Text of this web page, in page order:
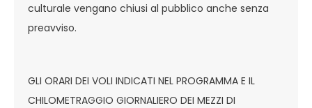
culturale vengano chiusi al pubblico anche senza
preavviso.
GLI ORARI DEI VOLI INDICATI NEL PROGRAMMA E IL
CHILOMETRAGGIO GIORNALIERO DEI MEZZI DI